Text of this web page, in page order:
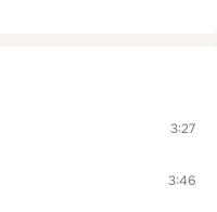
3:27
3:46